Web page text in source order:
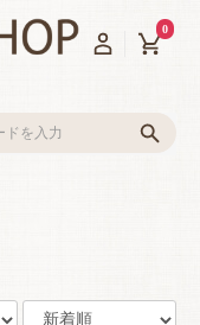
0